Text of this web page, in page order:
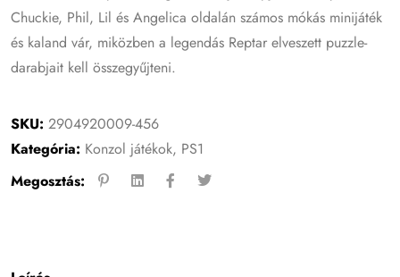
Chuckie, Phil, Lil és Angelica oldalán számos mókás minijáték
és kaland vár, miközben a legendás Reptar elveszett puzzle-
darabjait kell összegyűjteni.
SKU:2904920009-456
Kategória: Konzol játékok, PS1
Megosztás: